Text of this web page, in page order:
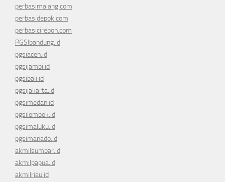
perbasimalang.com
perbasidepok.com
perbasicirebon.com
PGSIbandung.id
pgsiaceh.id
pgsijambi.id
pgsibali.id
pgsijakarta.id
pgsimedan.id
pgsilombok.id
pgsimaluku.id
pgsimanado.id
akmilsumbar.id
akmilpapua.id
akmilriau.id